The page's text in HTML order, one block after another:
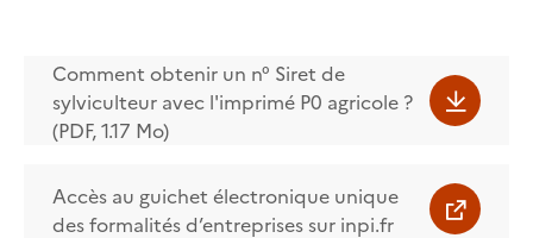
Comment obtenir un n° Siret de
sylviculteur avec l'imprimé P0 agricole ?
(PDF, 1.17 Mo)
Accès au guichet électronique unique
des formalités d’entreprises sur inpi.fr